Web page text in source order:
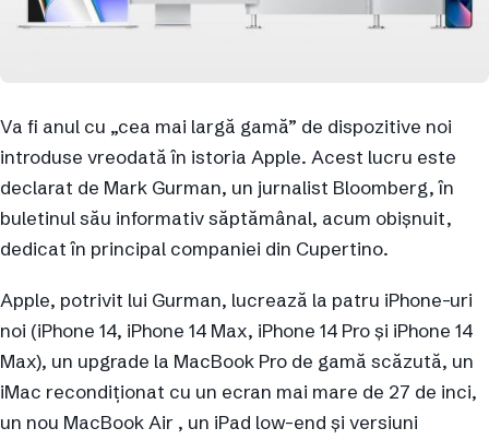
Va fi anul cu „cea mai largă gamă” de dispozitive noi
introduse vreodată în istoria Apple. Acest lucru este
declarat de Mark Gurman, un jurnalist Bloomberg, în
buletinul său informativ săptămânal, acum obișnuit,
dedicat în principal companiei din Cupertino.
Apple, potrivit lui Gurman, lucrează la patru iPhone-uri
noi (iPhone 14, ‌iPhone 14‌ Max, iPhone 14 Pro și ‌iPhone 14‌
Max), un upgrade la MacBook Pro de gamă scăzută, un
iMac recondiționat cu un ecran mai mare de 27 de inci,
un nou MacBook Air , un iPad low-end și versiuni